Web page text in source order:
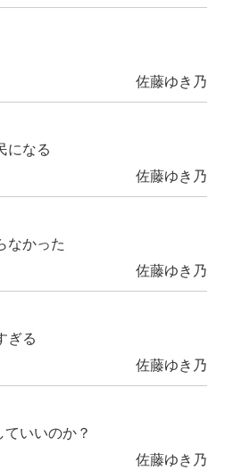
佐藤ゆき乃
になる
佐藤ゆき乃
なかった
佐藤ゆき乃
ぎる
佐藤ゆき乃
いいのか？
佐藤ゆき乃